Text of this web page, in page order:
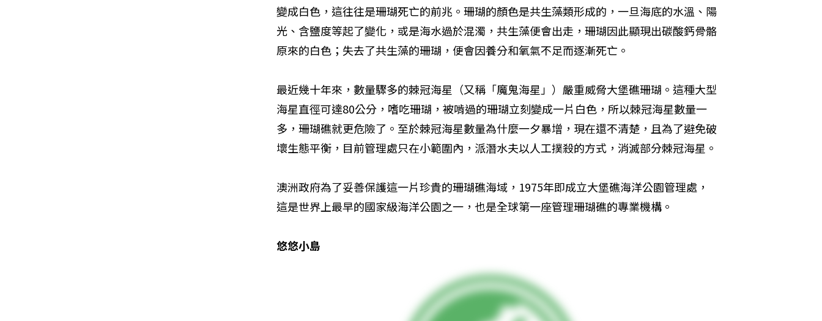
變成白色，這往往是珊瑚死亡的前兆。珊瑚的顏色是共生藻類形成的，一旦海底的水溫、陽
光、含鹽度等起了變化，或是海水過於混濁，共生藻便會出走，珊瑚因此顯現出碳酸鈣骨骼
原來的白色；失去了共生藻的珊瑚，便會因養分和氧氣不足而逐漸死亡。
最近幾十年來，數量驟多的棘冠海星（又稱「魔鬼海星」）嚴重威脅大堡礁珊瑚。這種大型
海星直徑可達80公分，嗜吃珊瑚，被啃過的珊瑚立刻變成一片白色，所以棘冠海星數量一
多，珊瑚礁就更危險了。至於棘冠海星數量為什麼一夕暴增，現在還不清楚，且為了避免破
壞生態平衡，目前管理處只在小範圍內，派潛水夫以人工撲殺的方式，消滅部分棘冠海星。
澳洲政府為了妥善保護這一片珍貴的珊瑚礁海域，1975年即成立大堡礁海洋公園管理處，
這是世界上最早的國家級海洋公園之一，也是全球第一座管理珊瑚礁的專業機構。
悠悠小島